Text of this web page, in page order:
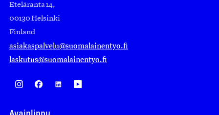
Eteläranta 14,
00130 Helsinki
Finland
asiakaspalvelu@suomalainentyo.fi
laskutus@suomalainentyo.fi
Avainlippu